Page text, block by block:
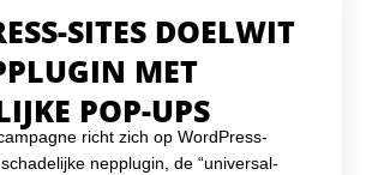
SITES DOELWIT
MET
POP-UPS
richt zich op WordPress-
nepplugin, de “universal-